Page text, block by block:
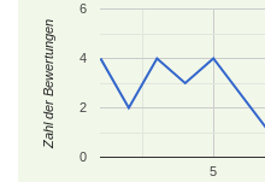
5
0
2
4
6
Zahl der Bewertungen